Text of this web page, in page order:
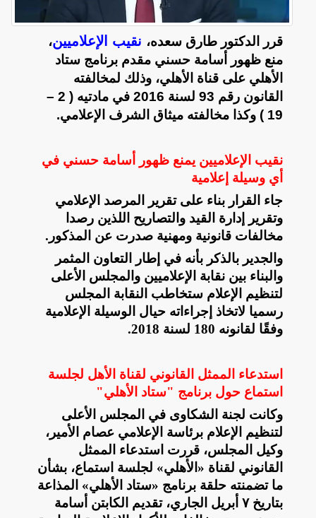
قرر الدكتور طارق سعده، نقيب الإعلاميين،
منع ظهور أسامة حسني مقدم برنامج ستاد
الأهلي على قناة الأهلي، وذلك لمخالفته
القانون رقم 93 لسنة 2016 في مادتيه ( 2 –
19 ) وكذا مخالفته ميثاق الشرف الإعلامي.
نقيب الإعلاميين يمنع ظهور أسامة حسني في
أي وسيلة إعلامية
جاء القرار بناء على تقرير المرصد الإعلامي
وتقرير إدارة القيد والتصاريح اللذين رصدا
مخالفات قانونية ومهنية صدرت عن المذكور .
والجدير بالذكر بأنه في إطار التعاون المثمر
والبناء بين نقابة الإعلاميين والمجلس الأعلى
لتنظيم الإعلام ستخاطب النقابة المجلس
رسميا لاتخاذ إجراءاته حيال الوسيلة الإعلامية
وفقًا لقانونه 180 لسنة 2018
.
استدعاء الممثل القانوني لقناة الأهل لجلسة
استماع حول برنامج "ستاد الأهلي"
وكانت لجنة الشكاوى في المجلس الأعلى
لتنظيم الإعلام برئاسة الإعلامي عصام الأمير،
وكيل المجلس، قررت استدعاء الممثل
القانوني لقناة «الأهلي» لجلسة استماع، بشأن
ما تضمنته حلقة برنامج «ستاد الأهلي» المذاعة
بتاريخ ٧ أبريل الجاري، تقديم الكابتن أسامة